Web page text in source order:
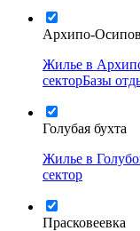
Архипо-
Жилье в
секторБазы
Голубая бухта
Жилье в
сектор
Прасковеевка